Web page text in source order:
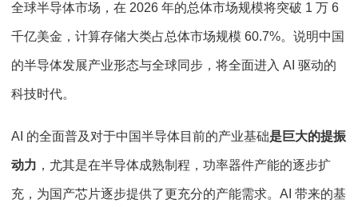
全球半导体市场，在 2026 年的总体市场规模将突破 1 万 6
千亿美金，计算存储大类占总体市场规模 60.7%。说明中国
的半导体发展产业形态与全球同步，将全面进入 AI 驱动的
科技时代。
AI 的全面普及对于中国半导体目前的产业基础是巨大的提振
动力 ，尤其是在半导体成熟制程，功率器件产能的逐步扩
充，为国产芯片逐步提供了更充分的产能需求。AI 带来的基